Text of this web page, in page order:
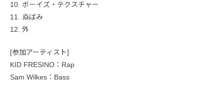
10. ボーイズ・テクスチャー
11. 焱ばみ
12. 外
[参加アーティスト]
KID FRESINO：Rap
Sam Wilkes：Bass